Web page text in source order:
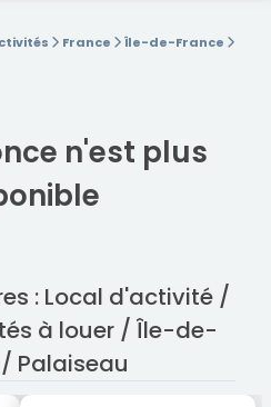
France
Île-de-France
n'est plus
: Local d'activité /
à louer / Île-de-
Palaiseau